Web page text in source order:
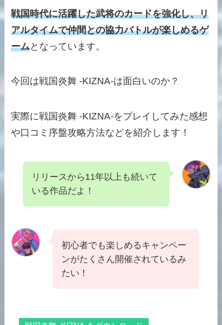
戦国時代に活躍した武将のカードを強化し、リ
アルタイムで仲間との協力バトルが楽しめるゲ
ームとなっています。
今回は戦国炎舞 -KIZNA-は面白いのか？
実際に戦国炎舞 -KIZNA-をプレイしてみた感想
や口コミ 序盤攻略方法などを紹介します！
リリースから11年以上も続いて
いる作品だよ！
初心者でも楽しめるキャンペー
ンがたくさん開催されているみ
たい！